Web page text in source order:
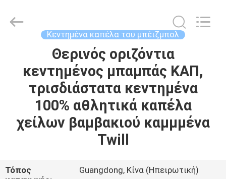
ΠΡΟΪΌΝΤΑ
ΠΕΡΊΠΟΥ
ΕΜΕΊΣ
ΓΎΡΟΣ
Manufacturing
Κεντημένα καπέλα του μπέιζμπολ
Θερινός οριζόντια
κεντημένος μπαμπάς ΚΑΠ,
τρισδιάστατα κεντημένα
100% αθλητικά καπέλα
χείλων βαμβακιού καμμμένα
Twill
Τόπος
Guangdong, Κίνα (Ηπειρωτική)